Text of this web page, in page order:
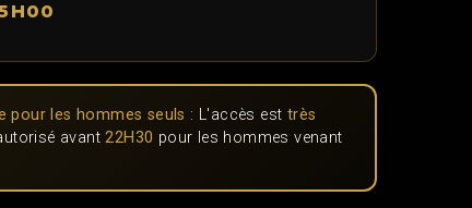
pour les hommes seuls : L'accès est très
avant22H30 pour les hommes venant